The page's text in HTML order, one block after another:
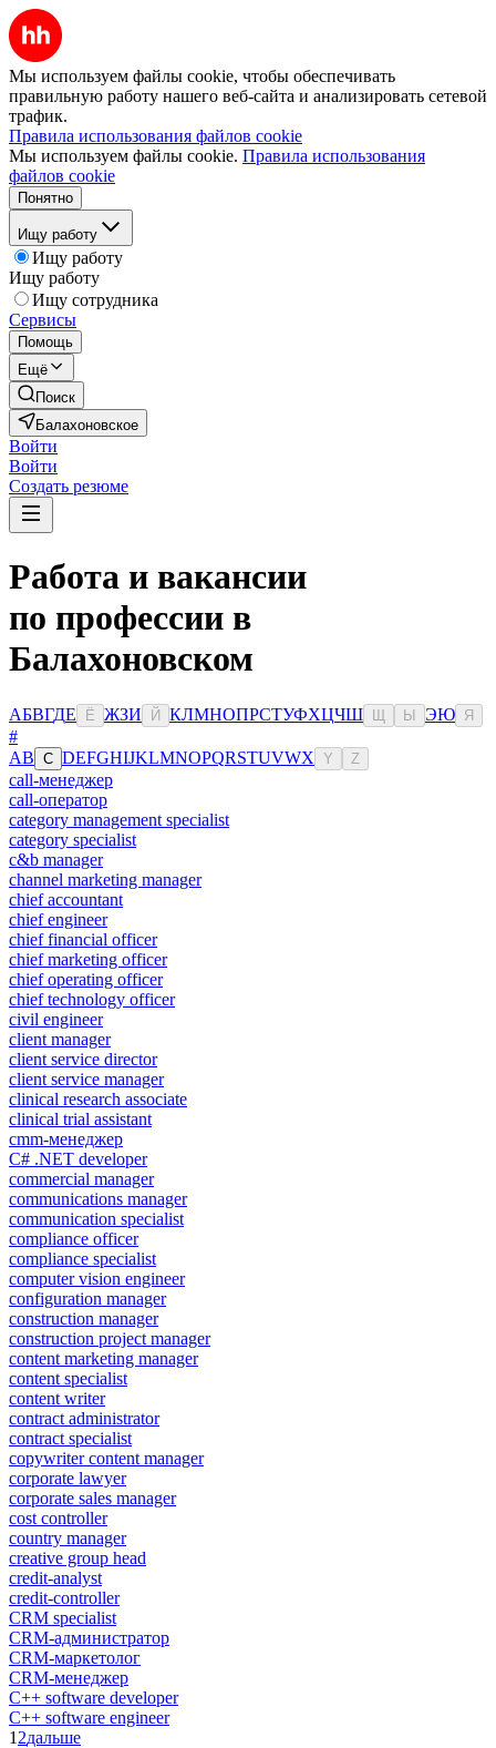
Мы используем файлы cookie, чтобы обеспечивать
правильную работу нашего веб-сайта и анализировать сетевой
трафик.
Правила использования файлов cookie
Мы используем файлы cookie. Правила использования
файлов cookie
Понятно
Ищу работу
Ищу работу
Ищу работу
Ищу сотрудника
Сервисы
Помощь
Ещё
Поиск
Балахоновское
Войти
Войти
Создать резюме
Работа и вакансии
по профессии в
Балахоновском
АБВГДЕ Ё ЖЗИ Й КЛМНОПРСТУФХЦЧШ Ы ЭЮ Я
#
AB C DEFGHIJKLMNOPQRSTUVWX Y Z
call-менеджер
call-оператор
category management specialist
category specialist
c&b manager
channel marketing manager
chief accountant
chief engineer
chief financial officer
chief marketing officer
chief operating officer
chief technology officer
civil engineer
client manager
client service director
client service manager
clinical research associate
clinical trial assistant
cmm-менеджер
C# .NET developer
commercial manager
communications manager
communication specialist
compliance officer
compliance specialist
computer vision engineer
configuration manager
construction manager
construction project manager
content marketing manager
content specialist
content writer
contract administrator
contract specialist
copywriter content manager
corporate lawyer
corporate sales manager
cost controller
country manager
creative group head
credit-analyst
credit-controller
CRM specialist
CRM-администратор
CRM-маркетолог
CRM-менеджер
C++ software developer
C++ software engineer
1 2дальше